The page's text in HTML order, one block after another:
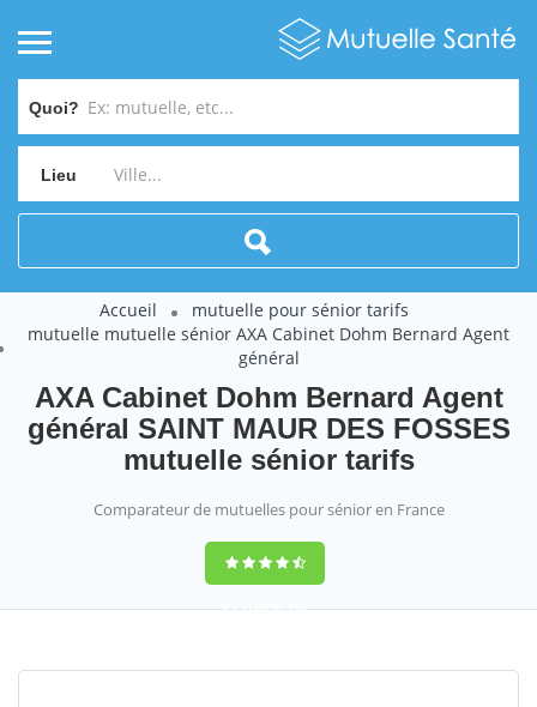
Quoi?
Lieu
Accueil
mutuelle pour sénior tarifs
mutuelle mutuelle sénior AXA Cabinet Dohm Bernard Agent
général
AXA Cabinet Dohm Bernard Agent
général SAINT MAUR DES FOSSES
mutuelle sénior tarifs
Comparateur de mutuelles pour sénior en France
9,2(100%)452